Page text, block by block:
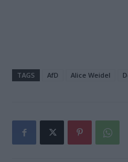
TAGS AfD Alice Weidel